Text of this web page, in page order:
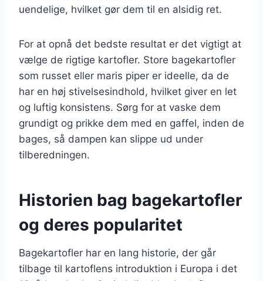
uendelige, hvilket gør dem til en alsidig ret.
For at opnå det bedste resultat er det vigtigt at
vælge de rigtige kartofler. Store bagekartofler
som russet eller maris piper er ideelle, da de
har en høj stivelsesindhold, hvilket giver en let
og luftig konsistens. Sørg for at vaske dem
grundigt og prikke dem med en gaffel, inden de
bages, så dampen kan slippe ud under
tilberedningen.
Historien bag bagekartofler
og deres popularitet
Bagekartofler har en lang historie, der går
tilbage til kartoflens introduktion i Europa i det